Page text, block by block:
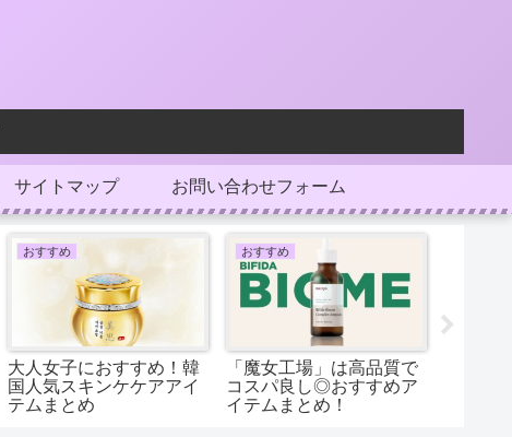
サイトマップ お問い合わせフォーム
おすすめ
大人女子におすすめ！韓
国人気スキンケケアアイ
テムまとめ
おすすめ
「魔女工場」は高品質で
コスパ良し◎おすすめア
イテムまとめ！